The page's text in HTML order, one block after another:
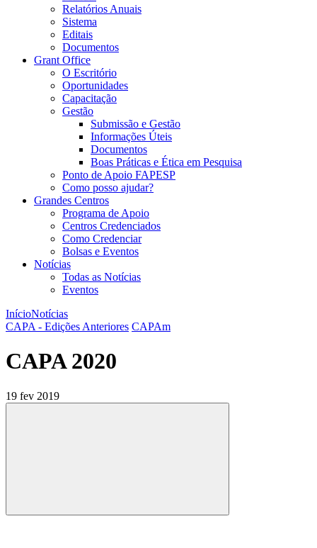
Relatórios Anuais
Sistema
Editais
Documentos
Grant Office
O Escritório
Oportunidades
Capacitação
Gestão
Submissão e Gestão
Informações Úteis
Documentos
Boas Práticas e Ética em Pesquisa
Ponto de Apoio FAPESP
Como posso ajudar?
Grandes Centros
Programa de Apoio
Centros Credenciados
Como Credenciar
Bolsas e Eventos
Notícias
Todas as Notícias
Eventos
InícioNotícias
CAPA - Edições Anteriores CAPAm
CAPA 2020
19 fev 2019
Compartilhar